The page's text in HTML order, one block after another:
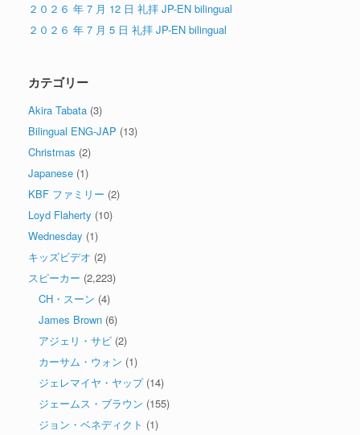
２０２６ 年 7 月 12 日 礼拝 JP-EN bilingual
２０２６ 年 7 月 5 日 礼拝 JP-EN bilingual
カテゴリー
Akira Tabata (3)
Bilingual ENG-JAP (13)
Christmas (2)
Japanese (1)
KBF ファミリー (2)
Loyd Flaherty (10)
Wednesday (1)
キッズビデオ (2)
スピーカー (2,223)
CH・スーン (4)
James Brown (6)
アジェリ・サビ (2)
カーサム・ウォン (1)
ジェレマイヤ・ヤップ(14)
ジェームス・ブラウン (155)
ジョン・ベネディクト (1)